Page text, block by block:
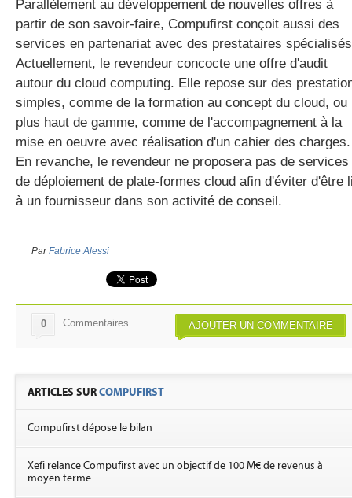
Parallèlement au développement de nouvelles offres à
partir de son savoir-faire, Compufirst conçoit aussi des
services en partenariat avec des prestataires
Actuellement, le revendeur concocte une offre d'audit
autour du cloud computing. Elle repose sur des
simples, comme de la formation au concept du cloud, ou
plus haut de gamme, comme de l'accompagnement à la
mise en oeuvre avec réalisation d'un cahier des charges.
En revanche, le revendeur ne proposera pas de services
de déploiement de plate-formes cloud afin d'éviter d'être
à un fournisseur dans son activité de conseil.
ParFabrice Alessi
AJOUTER UN COMMENTAIRE
0 Commentaires
ARTICLES SURCOMPUFIRST
Compufirst dépose le bilan
Xefi relance Compufirst avec un objectif de 100 M€ de revenus à
moyen terme